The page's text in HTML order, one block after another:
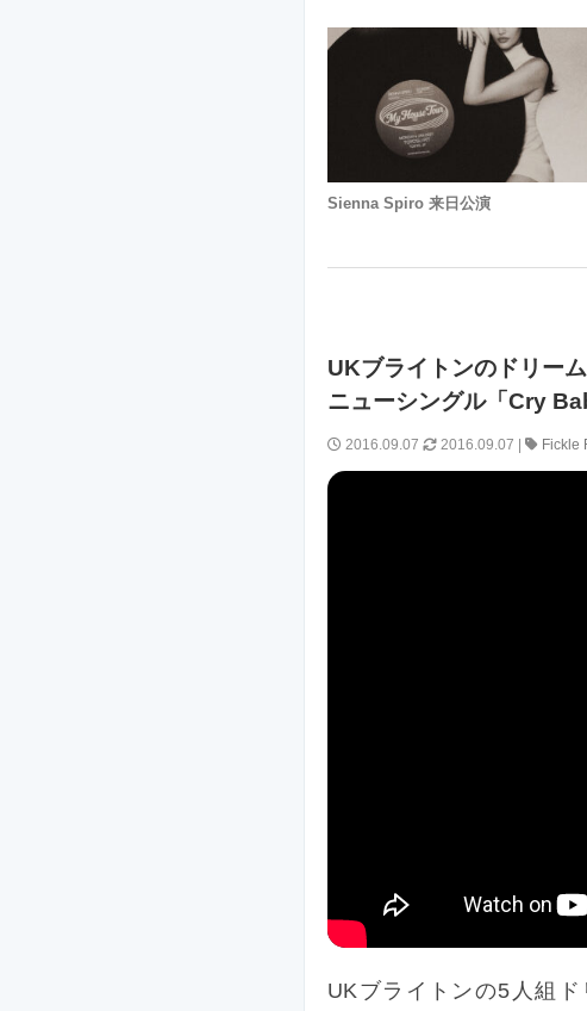
Sienna Spiro 来日公演
UKブライトンのドリー
ニューシングル「Cry
2016.09.07 2016.09.07 | Fickle
UKブライトンの5人組